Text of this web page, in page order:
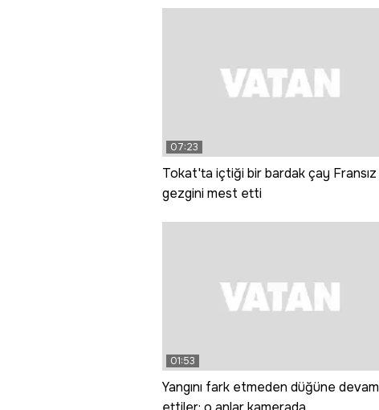
07:23
Tokat'ta içtiği bir bardak çay Fransız
gezgini mest etti
01:53
Yangını fark etmeden düğüne devam